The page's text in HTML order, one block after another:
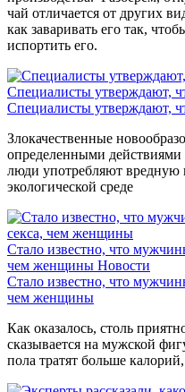
чай отличается от других
как заваривать его так,
испортить его.
Специалисты утверждают,
Специалисты утверждают,
Злокачественные
определенными действиями
люди употребляют вредную
экологической среде
Стало известно, что
чем женщины Новости
Стало известно, что
чем женщины
Как оказалось, столь
сказывается на мужской
пола тратят больше